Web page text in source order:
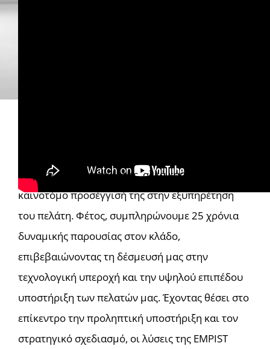
σειρά των υπηρεσιών της, αλλά και για την
καινοτόμο προσέγγισή της στην εξυπηρέτηση
του πελάτη. Φέτος, συμπληρώνουμε 25 χρόνια
δυναμικής παρουσίας στον κλάδο,
επιβεβαιώνοντας τη δέσμευσή μας στην
τεχνολογική υπεροχή και την υψηλού επιπέδου
υποστήριξη των πελατών μας. Έχοντας θέσει στο
επίκεντρο την προληπτική υποστήριξη και τον
στρατηγικό σχεδιασμό, οι λύσεις της EMPIST